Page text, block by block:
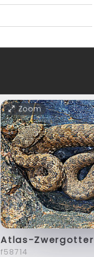
Zoom
Atlas-Zwergotter
f58714